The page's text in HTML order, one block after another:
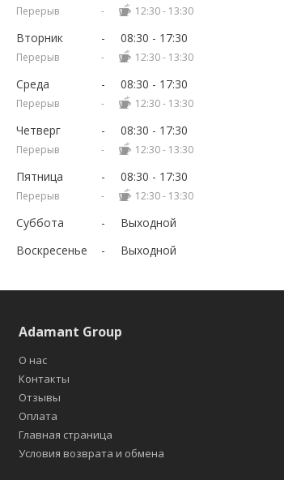
12:30 13:30
Вторник 08:30 17:30
12:30 13:30
Среда 08:30 17:30
12:30 13:30
Четверг 08:30 17:30
12:30 13:30
Пятница 08:30 17:30
12:30 13:30
Суббота
Выходной
Воскресенье
Выходной
Adamant Group
О нас
Контакты
Отзывы
Оплата
Главная страница
Условия возврата и обмена